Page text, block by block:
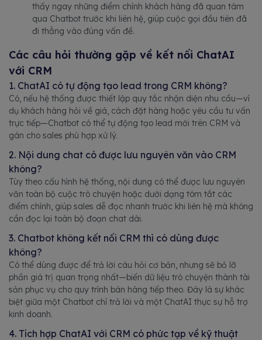
thấy ngay những điểm chính khách hàng đã quan tâm
qua Chatbot trước khi liên hệ, giúp cuộc gọi đầu tiên đã
đi thẳng vào đúng vấn đề.
Các câu hỏi thường gặp về kết nối ChatAI
với CRM
1. ChatAI có tự động tạo lead trong CRM không?
Có, nếu hệ thống được thiết lập quy tắc nhận diện nhu cầu—ví
dụ khách hàng hỏi về giá, cách đặt hàng hoặc yêu cầu tư vấn
trực tiếp—Chatbot có thể tự động tạo lead mới trên CRM và
gán cho sales phù hợp xử lý.
2. Nội dung chat có được lưu nguyên văn vào CRM
không?
Tùy theo cấu hình hệ thống, nội dung có thể được lưu nguyên
văn toàn bộ cuộc trò chuyện hoặc dưới dạng tóm tắt các
điểm chính, giúp sales dễ đọc nhanh trước khi liên hệ mà không
cần đọc lại toàn bộ đoạn chat dài.
3. Chatbot không kết nối CRM thì có dùng được
không?
Có thể dùng được để trả lời câu hỏi cơ bản, nhưng sẽ bỏ lỡ
phần giá trị quan trọng nhất—biến dữ liệu trò chuyện thành tài
sản phục vụ cho quy trình bán hàng tiếp theo. Đây là sự khác
biệt giữa một Chatbot chỉ trả lời và một ChatAI thực sự hỗ trợ
kinh doanh.
4. Tích hợp ChatAI với CRM có phức tạp về kỹ thuật